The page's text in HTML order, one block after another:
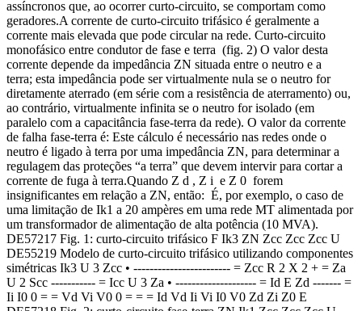
assíncronos que, ao ocorrer curto-circuito, se comportam como
geradores.A corrente de curto-circuito trifásico é geralmente a
corrente mais elevada que pode circular na rede. Curto-circuito
monofásico entre condutor de fase e terra (fig. 2) O valor desta
corrente depende da impedância ZN situada entre o neutro e a
terra; esta impedância pode ser virtualmente nula se o neutro for
diretamente aterrado (em série com a resistência de aterramento) ou,
ao contrário, virtualmente infinita se o neutro for isolado (em
paralelo com a capacitância fase-terra da rede). O valor da corrente
de falha fase-terra é: Este cálculo é necessário nas redes onde o
neutro é ligado à terra por uma impedância ZN, para determinar a
regulagem das proteções “a terra” que devem intervir para cortar a
corrente de fuga à terra.Quando Z d , Z i e Z 0 forem
insignificantes em relação a ZN, então: É, por exemplo, o caso de
uma limitação de Ik1 a 20 ampères em uma rede MT alimentada por
um transformador de alimentação de alta potência (10 MVA).
DE57217 Fig. 1: curto-circuito trifásico F Ik3 ZN Zcc Zcc Zcc U
DE55219 Modelo de curto-circuito trifásico utilizando componentes
simétricas Ik3 U 3 Zcc • ------------------------ = Zcc R 2 X 2 + = Za
U 2 Scc ----------- = Icc U 3 Za • -------------------- = Id E Zd ------- =
Ii I0 0 = = Vd Vi V0 0 = = = Id Vd Ii Vi I0 V0 Zd Zi Z0 E